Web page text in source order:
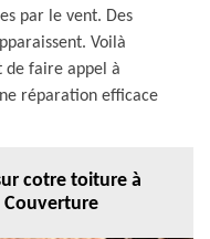
par le vent. Des
Voilà
de faire appel à
réparation efficace
cotre toiture à
Couverture